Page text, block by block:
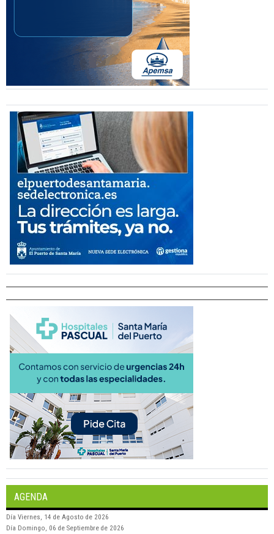
AGENDA
Día Viernes, 14 de Agosto de 2026
Día Domingo, 06 de Septiembre de 2026